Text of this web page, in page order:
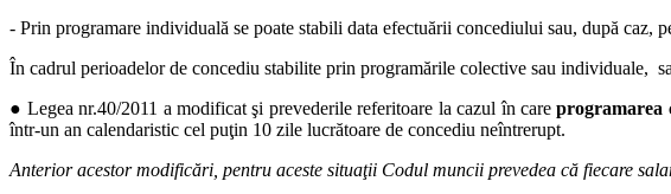
- Prin programare individuală se poate stabili data efectuării concediului sau, după caz,
În cadrul perioadelor de concediu stabilite prin programările colective sau individuale,
● Legea nr.40/2011 a modificat şi prevederile referitoare la cazul în careprogramarea
într-un an calendaristic cel puţin 10 zile lucrătoare de concediu neîntrerupt.
Anterior acestor modificări, pentru aceste situaţii Codul muncii prevedea că fiecare